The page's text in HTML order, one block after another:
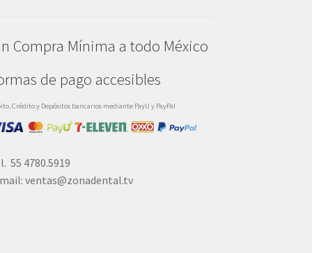
Compra Mínima a todo México
de pago accesibles
Crédito y Depósitos bancarios mediante PayU y PayPal
55 4780.5919
ventas@zonadental.tv